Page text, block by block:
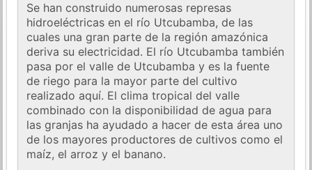
Se han construido numerosas represas
hidroeléctricas en el río Utcubamba, de las
cuales una gran parte de la región amazónica
deriva su electricidad. El río Utcubamba también
pasa por el valle de Utcubamba y es la fuente
de riego para la mayor parte del cultivo
realizado aquí. El clima tropical del valle
combinado con la disponibilidad de agua para
las granjas ha ayudado a hacer de esta área uno
de los mayores productores de cultivos como el
maíz, el arroz y el banano.